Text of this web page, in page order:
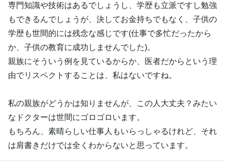
専門知識や技術はあるでしょうし、学歴も立派ですし勉強
もできるんでしょうが、決してお金持ちでもなく、子供の
学歴も世間的には残念な感じです(仕事で多忙だったから
か、子供の教育に成功しませんでした)。
親族にそういう例を見ているからか、医者だからという理
由でリスペクトすることは、私はないですね。
私の親族がどうかは知りませんが、この人大丈夫？みたい
なドクターは世間にゴロゴロいます。
もちろん、素晴らしい仕事人もいらっしゃるけれど、それ
は肩書きだけでは全くわからないと思っています。